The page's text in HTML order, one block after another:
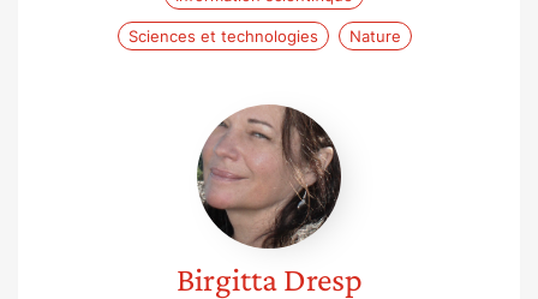
Sciences et technologies Nature
Birgitta
Dresp
Birgitta Dresp